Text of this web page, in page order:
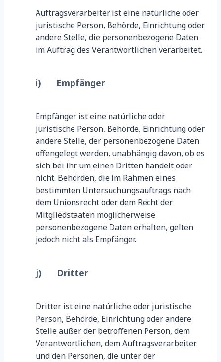
Auftragsverarbeiter ist eine natürliche oder
juristische Person, Behörde, Einrichtung oder
andere Stelle, die personenbezogene Daten
im Auftrag des Verantwortlichen verarbeitet.
i) Empfänger
Empfänger ist eine natürliche oder
juristische Person, Behörde, Einrichtung oder
andere Stelle, der personenbezogene Daten
offengelegt werden, unabhängig davon, ob es
sich bei ihr um einen Dritten handelt oder
nicht. Behörden, die im Rahmen eines
bestimmten Untersuchungsauftrags nach
dem Unionsrecht oder dem Recht der
Mitgliedstaaten möglicherweise
personenbezogene Daten erhalten, gelten
jedoch nicht als Empfänger.
j) Dritter
Dritter ist eine natürliche oder juristische
Person, Behörde, Einrichtung oder andere
Stelle außer der betroffenen Person, dem
Verantwortlichen, dem Auftragsverarbeiter
und den Personen, die unter der